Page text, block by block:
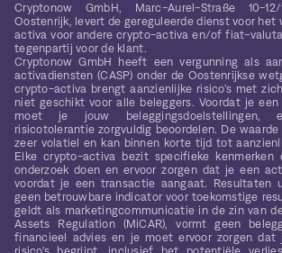
Cryptonow GmbH, Marc-Aurel-Straße 10-
Oostenrijk, levert de gereguleerde dienst voor het
activa voor andere crypto-activa en/of fiat-
tegenpartij voor de klant.
Cryptonow GmbH heeft een vergunning als
activadiensten (CASP) onder de Oostenrijkse
crypto-activa brengt aanzienlijke risico's met
niet geschikt voor alle beleggers. Voordat je
moet je jouw beleggingsdoelstellingen,
risicotolerantie zorgvuldig beoordelen. De
zeer volatiel en kan binnen korte tijd tot
Elke crypto-activa bezit specifieke
onderzoek doen en ervoor zorgen dat je een
voordat je een transactie aangaat. Resultaten
geen betrouwbare indicator voor toekomstige
geldt als marketingcommunicatie in de zin van
Assets Regulation (MiCAR), vormt geen
financieel advies en je moet ervoor zorgen dat